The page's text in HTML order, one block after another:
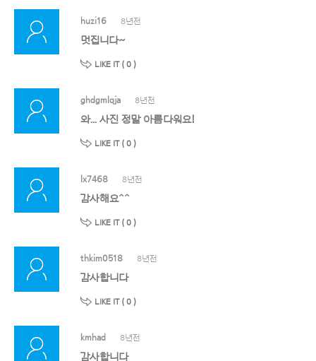
huzi16 8년전
멋집니다~
LIKE IT ( 0 )
ghdgmlqja 8년전
와... 사진 정말 아름다워요!
LIKE IT ( 0 )
lx7468 8년전
감사해요^^
LIKE IT ( 0 )
thkim0518 8년전
감사합니다
LIKE IT ( 0 )
kmhad 8년전
감사합니다